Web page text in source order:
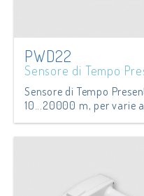
PWD22
Sensore di Tempo
Sensore di Tempo
10...20000 m, per varie